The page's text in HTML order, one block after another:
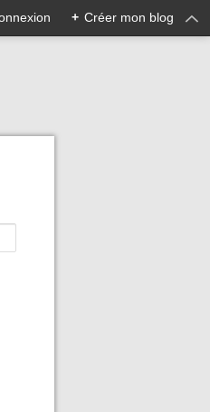
+ Créer mon blog